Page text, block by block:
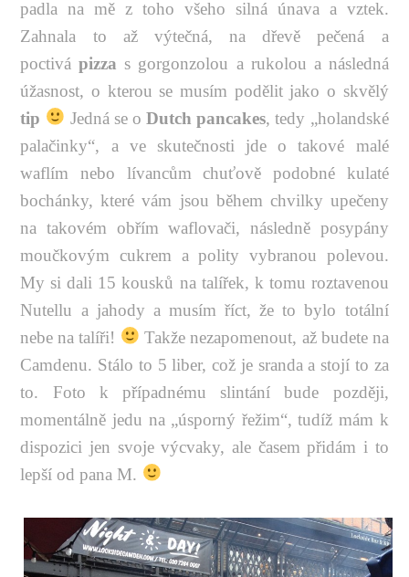
padla na mě z toho všeho silná únava a vztek.
Zahnala to až výtečná, na dřevě pečená a
poctivápizza s gorgonzolou a rukolou a následná
úžasnost, o kterou se musím podělit jako o skvělý
tip
Jedná se oDutch pancakes, tedy „holandské
palačinky“, a ve skutečnosti jde o takové malé
waflím nebo lívancům chuťově podobné kulaté
bochánky, které vám jsou během chvilky upečeny
na takovém obřím waflovači, následně posypány
moučkovým cukrem a polity vybranou polevou.
My si dali 15 kousků na talířek, k tomu roztavenou
Nutellu a jahody a musím říct, že to bylo totální
nebe na talíři!
Takže nezapomenout, až budete na
Camdenu. Stálo to 5 liber, což je sranda a stojí to za
to. Foto k případnému slintání bude později,
momentálně jedu na „úsporný řežim“, tudíž mám k
dispozici jen svoje výcvaky, ale časem přidám i to
lepší od pana M.